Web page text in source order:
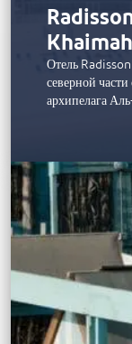
Отель
северной
архипелага